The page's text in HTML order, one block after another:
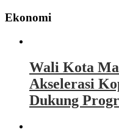
Ekonomi
Wali Kota
Akselerasi
Dukung